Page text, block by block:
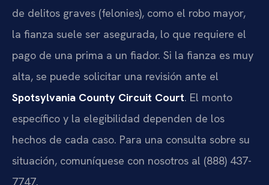
de delitos graves (felonies), como el robo mayor,
la fianza suele ser asegurada, lo que requiere el
pago de una prima a un fiador. Si la fianza es muy
alta, se puede solicitar una revisión ante el
Spotsylvania County Circuit Court. El monto
específico y la elegibilidad dependen de los
hechos de cada caso. Para una consulta sobre su
situación, comuníquese con nosotros al (888) 437-
7747.